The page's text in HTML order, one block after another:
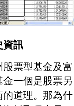
資訊
票型基金及富
一個是股票另
的道理。那為什